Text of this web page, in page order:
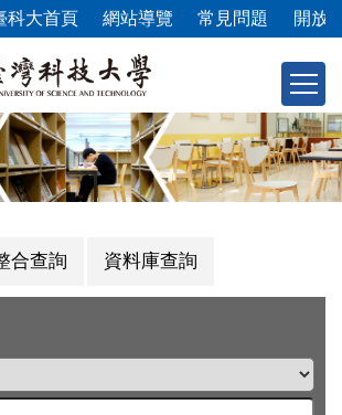
科大首頁 網站導覽 常見問題 開放
合查詢 資料庫查詢